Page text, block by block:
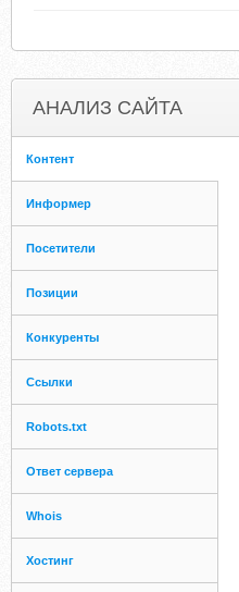
АНАЛИЗ САЙТА
Контент
Информер
Посетители
Позиции
Конкуренты
Ссылки
Robots.txt
Ответ сервера
Whois
Хостинг